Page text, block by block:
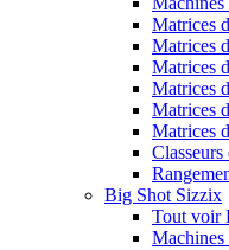
Matrices
Matrices
Matrices
Matrices
Matrices
Matrices
Classeurs
Big Shot Sizzix
Tout voir